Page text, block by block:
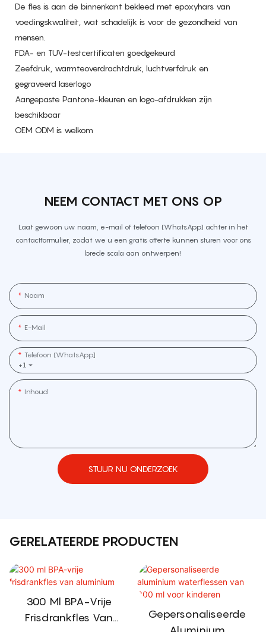
De fles is aan de binnenkant bekleed met epoxyhars van
voedingskwaliteit, wat schadelijk is voor de gezondheid van
mensen.
FDA- en TUV-testcertificaten goedgekeurd
Zeefdruk, warmteoverdrachtdruk, luchtverfdruk en
gegraveerd laserlogo
Aangepaste Pantone-kleuren en logo-afdrukken zijn
beschikbaar
OEM ODM is welkom
NEEM CONTACT MET ONS OP
Laat gewoon uw naam, e-mail of telefoon (WhatsApp) achter in het
contactformulier, zodat we u een gratis offerte kunnen sturen voor ons
brede scala aan ontwerpen!
Naam
E-Mail
+1
Telefoon (WhatsApp]
Inhoud
STUUR NU ONDERZOEK
GERELATEERDE PRODUCTEN
300 Ml BPA-Vrije
Frisdrankfles Van
Gepersonaliseerde